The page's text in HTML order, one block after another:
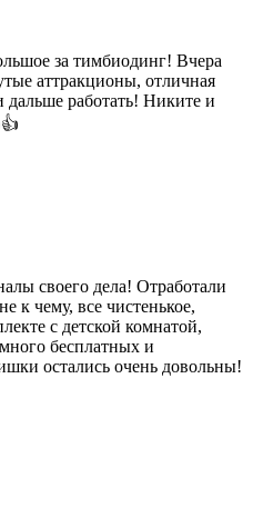
за тимбиодинг! Вчера
аттракционы, отличная
работать! Никите и
своего дела! Отработали
к чему, все чистенькое,
с детской комнатой,
бесплатных и
остались очень довольны!